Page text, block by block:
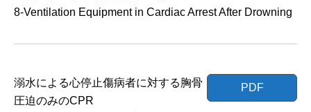
8-Ventilation Equipment in Cardiac Arrest After Drowning
PDF
溺水による心停止傷病者に対する胸骨
圧迫のみのCPR